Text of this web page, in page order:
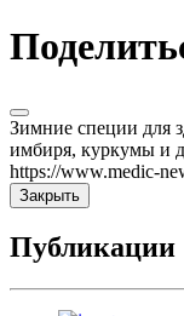
Зимние специи для
имбиря, куркумы и
https://www.medic-
Закрыть
Публикации